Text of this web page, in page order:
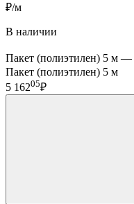
₽/м
В наличии
Пакет (полиэтилен) 5 м —
Пакет (полиэтилен) 5 м
5 16205₽